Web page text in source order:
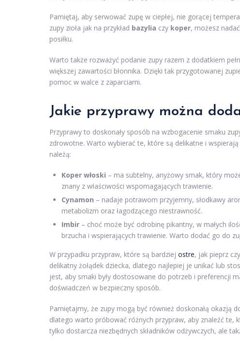
Pamiętaj, aby serwować zupę w ciepłej, nie gorącej
zupy zioła jak na przykład bazylia czy koper, możesz
posiłku.
Warto także rozważyć podanie zupy razem z dodatkiem
większej zawartości błonnika. Dzięki tak przygotowanej
pomoc w walce z zaparciami.
Jakie przyprawy można
Przyprawy to doskonały sposób na wzbogacenie smaku
zdrowotne. Warto wybierać te, które są delikatne i
należą:
Koper włoski – ma subtelny, anyżowy smak, który
znany z właściwości wspomagających trawienie.
Cynamon – nadaje potrawom przyjemny, słodkawy
metabolizm oraz łagodzącego niestrawność.
Imbir – choć może być odrobinę pikantny, w małych
brzucha i wspierających trawienie. Warto dodać go do
W przypadku przypraw, które są bardziej ostre, jak pieprz
delikatny żołądek dziecka, dlatego najlepiej je unikać lub
jest, aby smaki były dostosowane do potrzeb i preferencji
doświadczeń w bezpieczny sposób.
Pamiętajmy, że zupy mogą być również doskonałą okazją
dlatego warto próbować różnych przypraw, aby znaleźć te,
tylko dostarcza niezbędnych składników odżywczych, ale